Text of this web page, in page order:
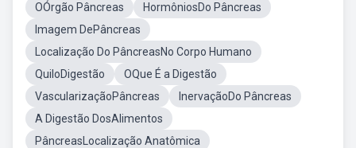
OÓrgão Pâncreas
HormôniosDo Pâncreas
Imagem DePâncreas
Localização Do PâncreasNo Corpo Humano
QuiloDigestão
OQue É a Digestão
VascularizaçãoPâncreas
InervaçãoDo Pâncreas
A Digestão DosAlimentos
PâncreasLocalização Anatômica